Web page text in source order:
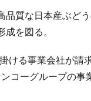
質な日本産ぶど
を図る。
ける事業会社が請
コーグループの事